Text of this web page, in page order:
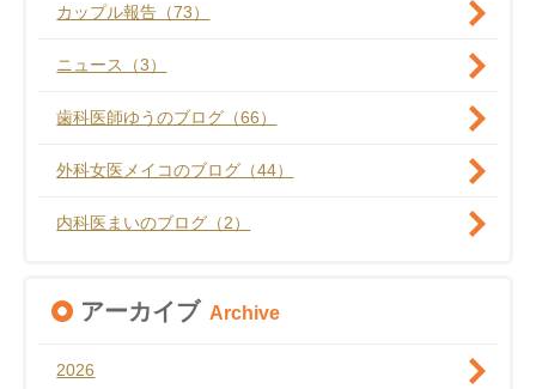
カップル報告（73）
ニュース（3）
歯科医師ゆうのブログ（66）
外科女医メイコのブログ（44）
内科医まいのブログ（2）
アーカイブ Archive
2026